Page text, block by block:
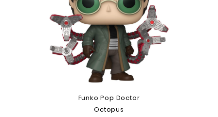
Funko Pop Doctor
Octopus